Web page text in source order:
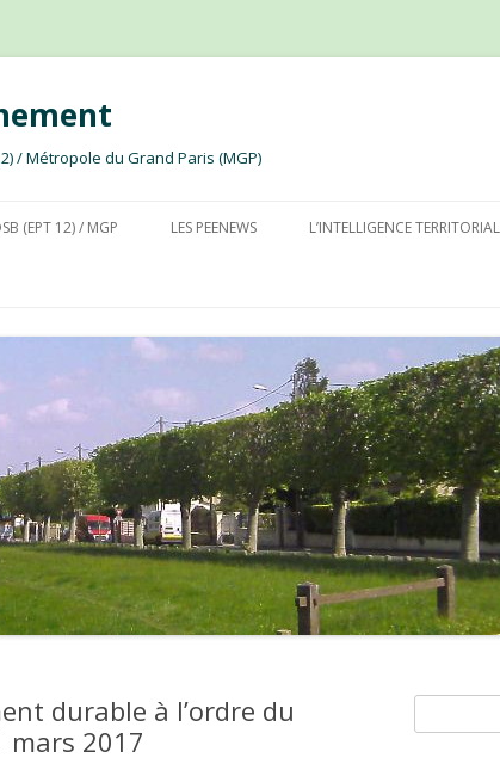
/ Métropole du Grand Paris (MGP)
(EPT 12) / MGP LES PEENEWS L’INTELLIGENCE
durable à l’ordre du
2017